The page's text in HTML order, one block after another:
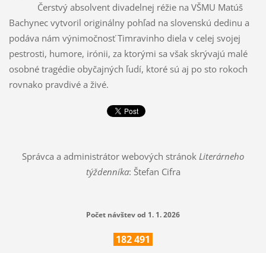
Čerstvý absolvent divadelnej réžie na VŠMU Matúš
Bachynec vytvoril originálny pohľad na slovenskú dedinu a
podáva nám výnimočnosť Timravinho diela v celej svojej
pestrosti, humore, irónii, za ktorými sa však skrývajú malé
osobné tragédie obyčajných ľudí, ktoré sú aj po sto rokoch
rovnako pravdivé a živé.
Správca a administrátor webových stránok Literárneho
týždenníka: Štefan Cifra
Počet návštev od 1. 1. 2026
182491